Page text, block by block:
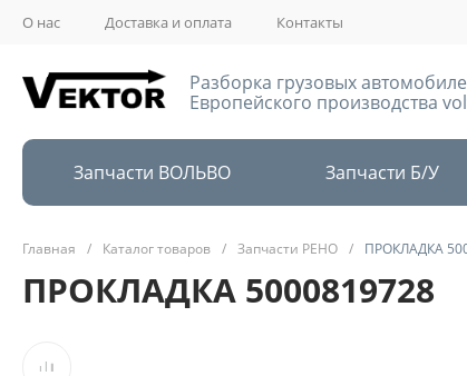
О нас Доставка и оплата Контакты
Разборка грузовых
Европейского производства
Запчасти ВОЛЬВО Запчасти Б/У
Главная / Каталог товаров / Запчасти РЕНО / ПРОКЛАДКА
ПРОКЛАДКА 5000819728